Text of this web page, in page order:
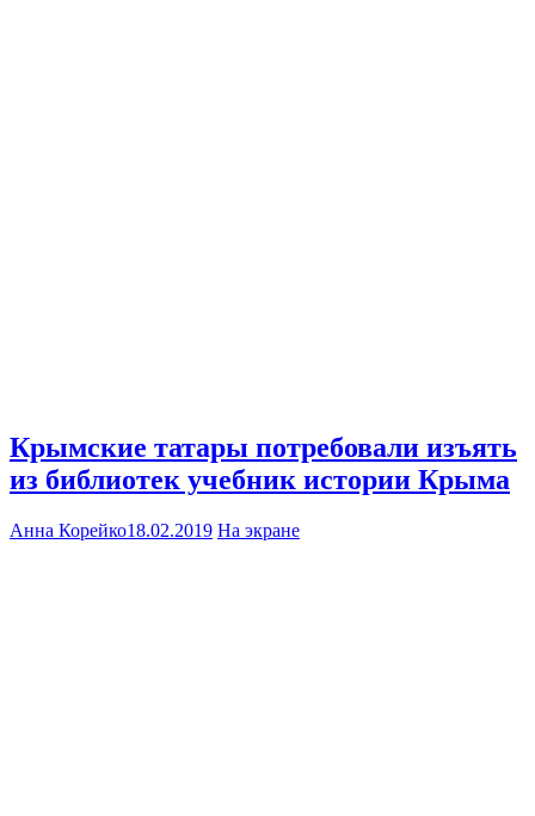
Крымские татары потребовали изъять
из библиотек учебник истории Крыма
Анна Корейко18.02.2019 На экране